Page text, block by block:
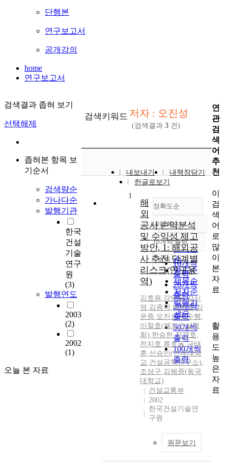
단행본
연구보고서
공개강의
home
연구보고서
검색결과 좁혀 보기
선택해제
좁혀본 항목 보
기순서
검색량순
가나다순
발행기관
한국
건설
기술
연구
원
(3)
발행연도
2003
(2)
2002
(1)
오늘 본 자료
검색키워드 저자 : 오진성
(검색결과 3 건)
내보내기
내책장담기
한글로보기
정확도순
정확도
순
인기도
순
연도순
제목순
저자순
발행기
관순
내림차순
내림차순
10개씩 출력
10개씩
출력
20개씩
출력
30개씩
출력
50개씩
출력
100개씩
출력
조회
1
해
외
공사 손익분석
및 수익성 제고
방안, 1: 해외공
사 추진 단계별
리스크(연구용
역)
김효원 ,강연웅,강신
영 ,김종각,박형원,김
운중,오진성,이수행 ,
이철호(해외건설협
회),한승헌 ,진경호,
전지호,류호동,구태
훈,선승민(연세대학
교,건설공학연구소),
조성구,김혜중(동국
대학교)
건설교통부
2002
한국건설기술연
구원
원문보기
연
관
검
색
어
추
천
이
검
색
어
로
많
이
본
자
료
활
용
도
높
은
자
료